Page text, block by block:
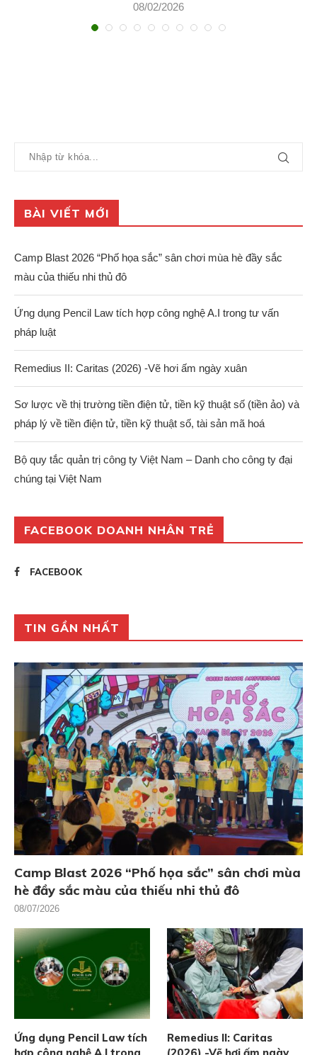
08/02/2026
BÀI VIẾT MỚI
Camp Blast 2026 “Phố họa sắc” sân chơi mùa hè đầy sắc
màu của thiếu nhi thủ đô
Ứng dụng Pencil Law tích hợp công nghệ A.I trong tư vấn
pháp luật
Remedius II: Caritas (2026) -Vẽ hơi ấm ngày xuân
Sơ lược về thị trường tiền điện tử, tiền kỹ thuật số (tiền ảo) và
pháp lý về tiền điện tử, tiền kỹ thuật số, tài sản mã hoá
Bộ quy tắc quản trị công ty Việt Nam – Danh cho công ty đại
chúng tại Việt Nam
FACEBOOK DOANH NHÂN TRẺ
FACEBOOK
TIN GẦN NHẤT
Camp Blast 2026 “Phố họa sắc” sân chơi mùa
hè đầy sắc màu của thiếu nhi thủ đô
08/07/2026
Ứng dụng Pencil Law tích
Remedius II: Caritas